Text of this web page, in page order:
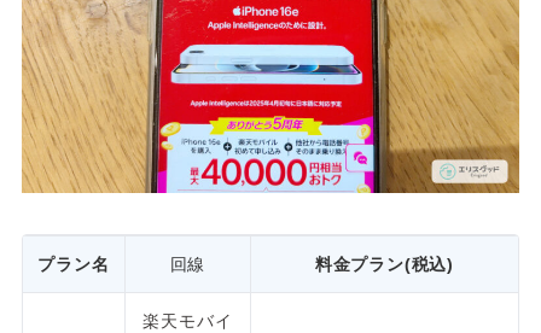
プラン名 回線 料金プラン(税込)
楽天モバイ